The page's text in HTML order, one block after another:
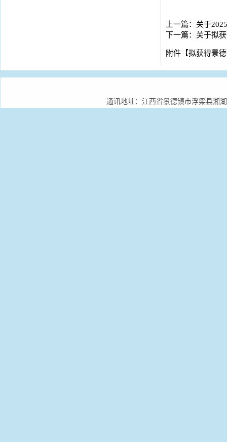
上一篇： 关于
下一篇： 关于拟
附件【拟获得景
通讯地址：江西省景德镇市浮梁县湘